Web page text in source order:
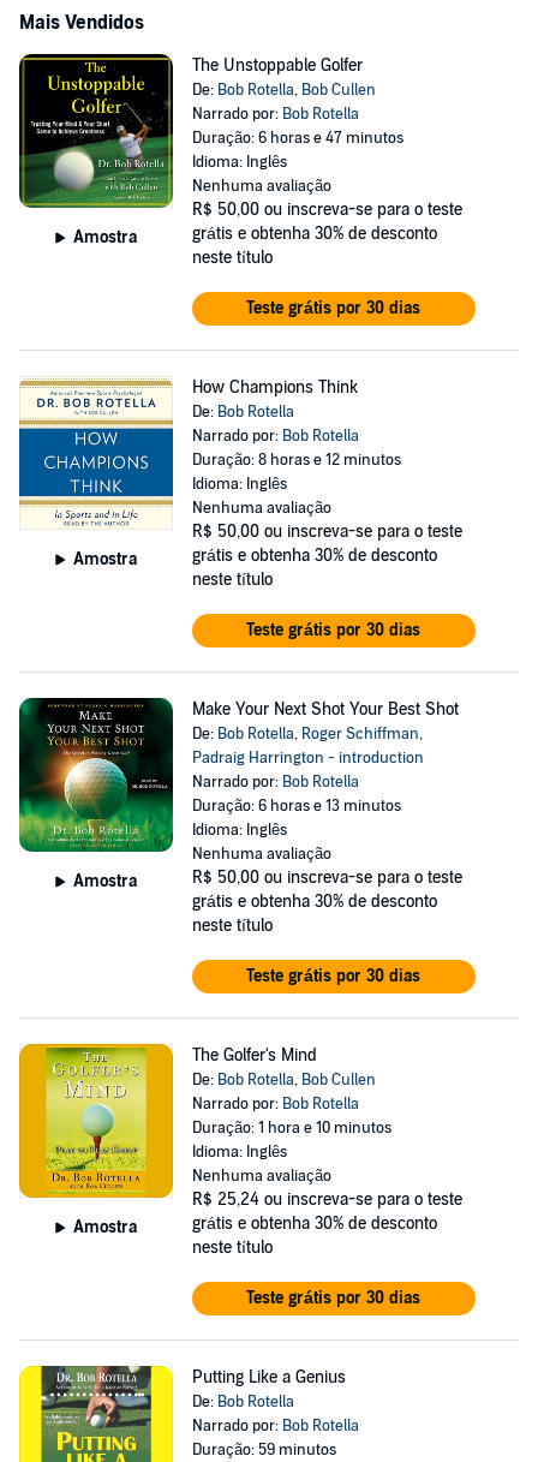
Mais Vendidos
Amostra
The Unstoppable Golfer
De: Bob Rotella, Bob Cullen
Narrado por: Bob Rotella
Duração: 6 horas e 47 minutos
Idioma: Inglês
Nenhuma avaliação
R$ 50,00 ou inscreva-se para o teste
grátis e obtenha 30% de desconto
neste título
Teste grátis por 30 dias
Amostra
How Champions Think
De: Bob Rotella
Narrado por: Bob Rotella
Duração: 8 horas e 12 minutos
Idioma: Inglês
Nenhuma avaliação
R$ 50,00 ou inscreva-se para o teste
grátis e obtenha 30% de desconto
neste título
Teste grátis por 30 dias
Amostra
Make Your Next Shot Your Best Shot
De: Bob Rotella, Roger Schiffman,
Padraig Harrington - introduction
Narrado por: Bob Rotella
Duração: 6 horas e 13 minutos
Idioma: Inglês
Nenhuma avaliação
R$ 50,00 ou inscreva-se para o teste
grátis e obtenha 30% de desconto
neste título
Teste grátis por 30 dias
Amostra
The Golfer's Mind
De: Bob Rotella, Bob Cullen
Narrado por: Bob Rotella
Duração: 1 hora e 10 minutos
Idioma: Inglês
Nenhuma avaliação
R$ 25,24 ou inscreva-se para o teste
grátis e obtenha 30% de desconto
neste título
Teste grátis por 30 dias
Putting Like a Genius
De: Bob Rotella
Narrado por: Bob Rotella
Duração: 59 minutos